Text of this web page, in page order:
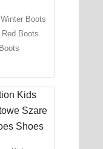
Boots
Boots